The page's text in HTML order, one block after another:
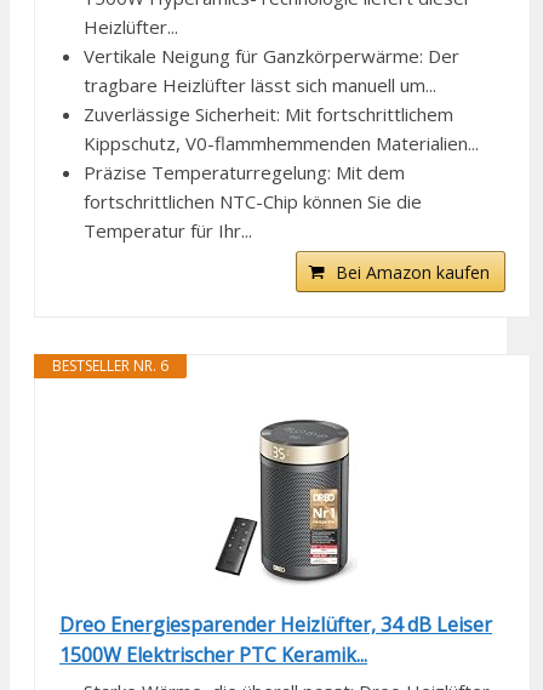
Heizlüfter...
Vertikale Neigung für Ganzkörperwärme: Der
tragbare Heizlüfter lässt sich manuell um...
Zuverlässige Sicherheit: Mit fortschrittlichem
Kippschutz, V0-flammhemmenden Materialien...
Präzise Temperaturregelung: Mit dem
fortschrittlichen NTC-Chip können Sie die
Temperatur für Ihr...
Bei Amazon kaufen
BESTSELLER NR. 6
Dreo Energiesparender Heizlüfter, 34 dB Leiser
1500W Elektrischer PTC Keramik...